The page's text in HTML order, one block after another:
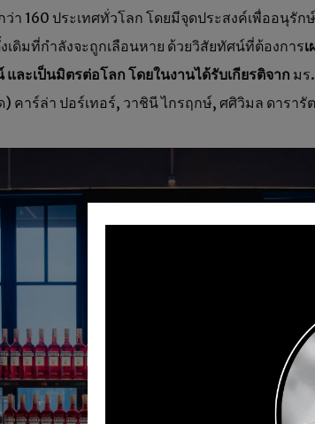
า 160 ประเทศทั่วโลก โดยมีจุดประสงค์เพื่ออนุรั
ดิมที่กำลังจะถูกเลือนหาย ด้วยวิสัยทัศน์ที่ต้องการ
ละเป็นมิตรต่อโลก โดยในงานได้รับเกียรติจาก มร
) คาร์ล่า ปอร์เทอร์, วาชินี ไกรฤกษ์, ศศิวิมล ดาร